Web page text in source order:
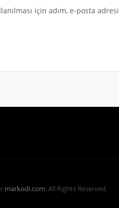
için adım, e-posta
markodi.com. All Rights Reserved.